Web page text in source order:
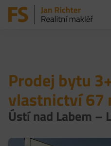
Prodej bytu
vlastnictví 67
Ústí nad Labem –